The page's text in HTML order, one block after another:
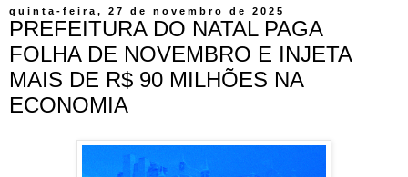
quinta-feira, 27 de novembro de 2025
PREFEITURA DO NATAL PAGA
FOLHA DE NOVEMBRO E INJETA
MAIS DE R$ 90 MILHÕES NA
ECONOMIA